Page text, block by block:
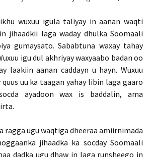
wuxuu igula taliyay in aanan waqti
jihaadkii laga waday dhulka Soomaali
gumaysato. Sababtuna waxay tahay
igu dul akhriyay waxyaabo badan oo
laakiin aanan caddayn u hayn. Wuxuu
uu ka taagan yahay libin laga gaaro
ayadoon wax is baddalin, ama
ragga ugu waqtiga dheeraa amiirnimada
jihaadka ka socday Soomaali
dadka ugu dhaw in laga runsheego in